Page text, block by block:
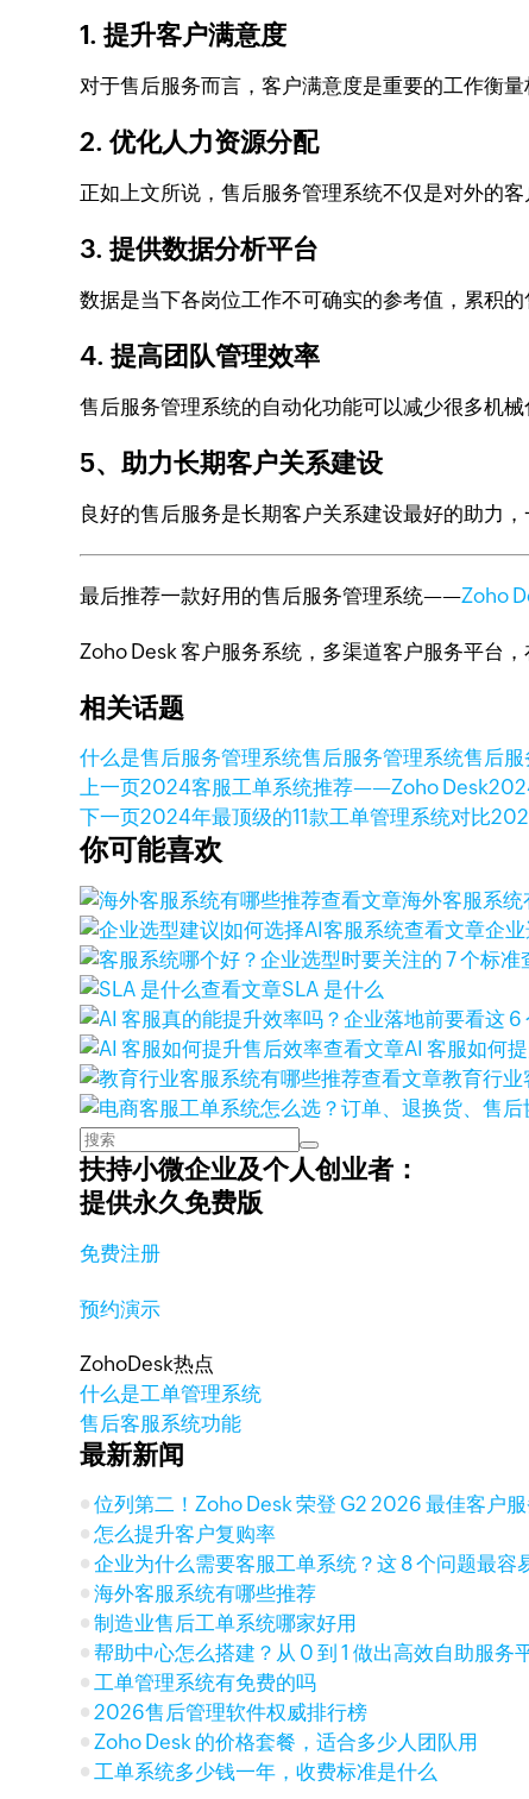
1. 提升客户满意度
对于售后服务而言，客户满意度是重要的工作衡
2. 优化人力资源分配
正如上文所说，售后服务管理系统不仅是对外的
3. 提供数据分析平台
数据是当下各岗位工作不可确实的参考值，累积
4. 提高团队管理效率
售后服务管理系统的自动化功能可以减少很多机
5、助力长期客户关系建设
良好的售后服务是长期客户关系建设最好的助力
最后推荐一款好用的售后服务管理系统——Zoho
Zoho Desk 客户服务系统，多渠道客户服务平台
相关话题
什么是售后服务管理系统售后服务管理系统售后
上一页2024客服工单系统推荐——Zoho Desk
下一页2024年最顶级的11款工单管理系统对比
你可能喜欢
查看文章海外客服系
查看文章企
查看文章SLA 是什么
查看文章AI 客服如何
查看文章教育行业
扶持小微企业及个人创业者：
提供永久免费版
免费注册
预约演示
ZohoDesk热点
什么是工单管理系统
售后客服系统功能
最新新闻
位列第二！Zoho Desk 荣登 G2 2026 最佳客户
怎么提升客户复购率
企业为什么需要客服工单系统？这 8 个问题最容
海外客服系统有哪些推荐
制造业售后工单系统哪家好用
帮助中心怎么搭建？从 0 到 1 做出高效自助服务
工单管理系统有免费的吗
2026售后管理软件权威排行榜
Zoho Desk 的价格套餐，适合多少人团队用
工单系统多少钱一年，收费标准是什么